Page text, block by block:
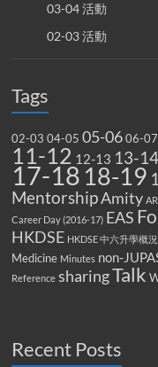
03-04 活動
02-03 活動
Tags
02-03 04-05 05-06 06-07
11-12 12-13 13-14
17-18 18-19
MentorshipAmity
Career Day (2016-17) EAS
HKDSE HKDSE 中六升學概
Medicine Minutes non-
Reference sharingTalk
Recent Posts